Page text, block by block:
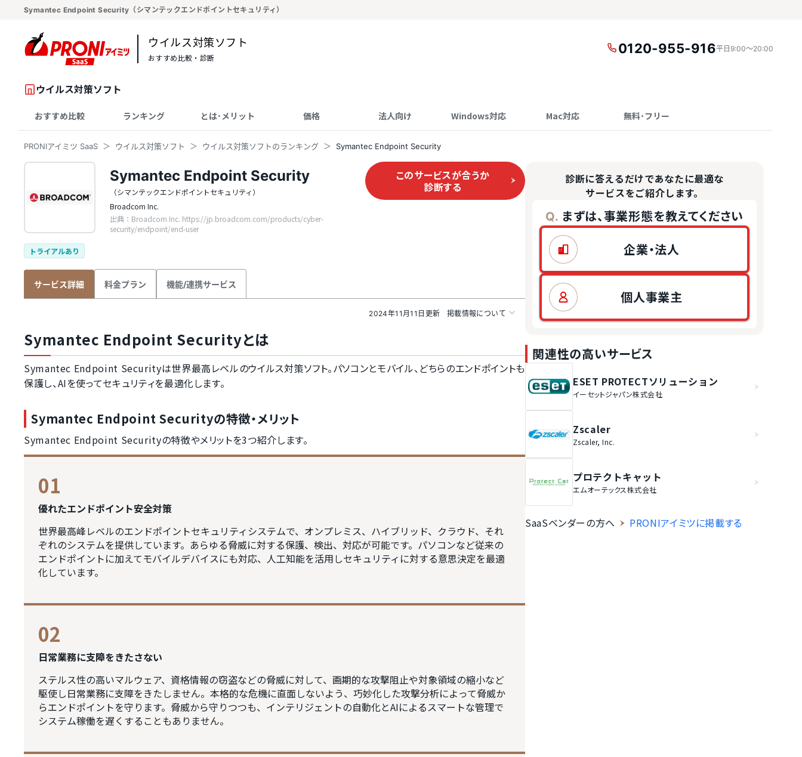
Symantec Endpoint Security（シマンテックエンドポイントセキュリティ）
ウイルス対策ソフト
おすすめ比較・診断
0120-955-916平日9:00〜20:00
ウイルス対策ソフト
おすすめ比較 ランキング とは･メリット 価格 法人向け Windows対応 Mac対応 無料･フリー
PRONIアイミツ SaaS ウイルス対策ソフト ウイルス対策ソフトのランキング Symantec Endpoint Security
Symantec Endpoint Security
（シマンテックエンドポイントセキュリティ）
Broadcom Inc.
出典：Broadcom Inc. https://jp.broadcom.com/products/cyber-
security/endpoint/end-user
このサービスが合うか
診断する
トライアルあり
サービス詳細 料金プラン 機能/連携サービス
2024年11月11日更新 掲載情報について
Symantec Endpoint Securityとは
Symantec Endpoint Securityは世界最高レベルのウイルス対策ソフト。パソコンとモバイル、どちらのエンドポイントも
保護し、AIを使ってセキュリティを最適化します。
Symantec Endpoint Securityの特徴・メリット
Symantec Endpoint Securityの特徴やメリットを3つ紹介します。
01
優れたエンドポイント安全対策
世界最高峰レベルのエンドポイントセキュリティシステムで、オンプレミス、ハイブリッド、クラウド、それ
ぞれのシステムを提供しています。あらゆる脅威に対する保護、検出、対応が可能です。パソコンなど従来の
エンドポイントに加えてモバイルデバイスにも対応、人工知能を活用しセキュリティに対する意思決定を最適
化しています。
02
日常業務に支障をきたさない
ステルス性の高いマルウェア、資格情報の窃盗などの脅威に対して、画期的な攻撃阻止や対象領域の縮小など
駆使し日常業務に支障をきたしません。本格的な危機に直面しないよう、巧妙化した攻撃分析によって脅威か
らエンドポイントを守ります。脅威から守りつつも、インテリジェントの自動化とAIによるスマートな管理で
システム稼働を遅くすることもありません。
診断に答えるだけであなたに最適な
サービスをご紹介します。
Q. まずは、事業形態を教えてください
企業・法人
個人事業主
関連性の高いサービス
ESET PROTECTソリューション
イーセットジャパン株式会社
Zscaler
Zscaler, Inc.
プロテクトキャット
エムオーテックス株式会社
SaaSベンダーの方へ PRONIアイミツに掲載する